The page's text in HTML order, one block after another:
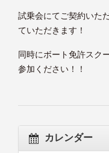
試乗会にてご契約いた
ていただきます！
同時にボート免許スク
参加ください！！
カレンダー